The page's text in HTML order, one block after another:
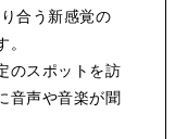
合う新感覚の
。
のスポットを訪
音声や音楽が聞